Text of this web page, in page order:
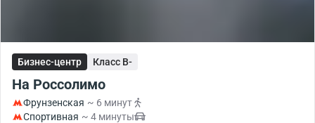
Бизнес-центр Класс B-
На Россолимо
Фрунзенская ~ 6 минут
Спортивная ~ 4 минуты